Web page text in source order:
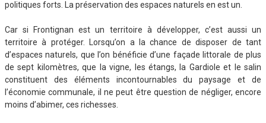
politiques forts. La préservation des espaces naturels en est un.
Car si Frontignan est un territoire à développer, c’est aussi un
territoire à protéger. Lorsqu’on a la chance de disposer de tant
d’espaces naturels, que l’on bénéficie d’une façade littorale de plus
de sept kilomètres, que la vigne, les étangs, la Gardiole et le salin
constituent des éléments incontournables du paysage et de
l’économie communale, il ne peut être question de négliger, encore
moins d’abimer, ces richesses.